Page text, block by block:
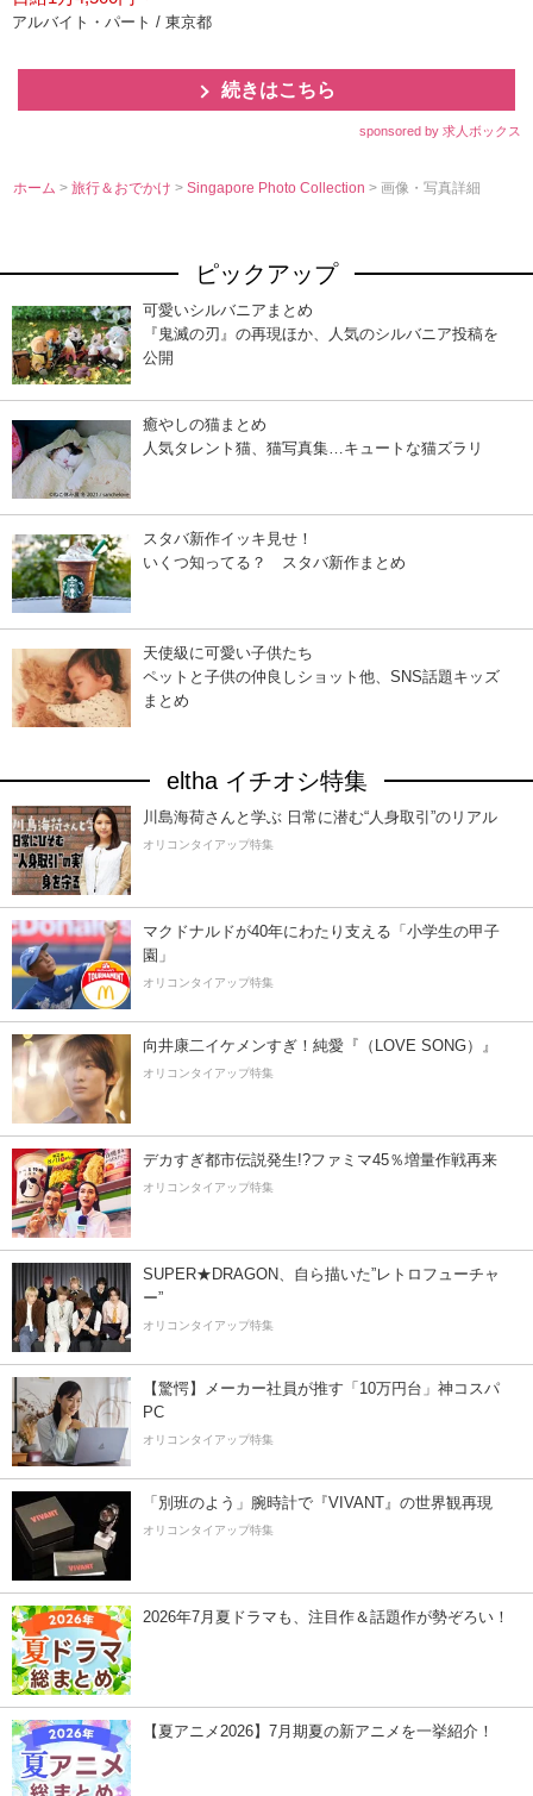
アルバイト・パート / 東京都
続きはこちら
sponsored by 求人ボックス
ホーム >旅行＆おでかけ>Singapore Photo Collection> 画像・写真詳細
ピックアップ
可愛いシルバニアまとめ
『鬼滅の刃』の再現ほか、人気のシルバニア投稿を
公開
癒やしの猫まとめ
人気タレント猫、猫写真集…キュートな猫ズラリ
スタバ新作イッキ見せ！
いくつ知ってる？ スタバ新作まとめ
天使級に可愛い子供たち
ペットと子供の仲良しショット他、SNS話題キッズ
まとめ
eltha イチオシ特集
川島海荷さんと学ぶ 日常に潜む“人身取引”のリアル
オリコンタイアップ特集
マクドナルドが40年にわたり支える「小学生の甲子
園」
オリコンタイアップ特集
向井康二イケメンすぎ！純愛『（LOVE SONG）』
オリコンタイアップ特集
デカすぎ都市伝説発生!?ファミマ45％増量作戦再来
オリコンタイアップ特集
SUPER★DRAGON、自ら描いた”レトロフューチャ
ー”
オリコンタイアップ特集
【驚愕】メーカー社員が推す「10万円台」神コスパ
PC
オリコンタイアップ特集
「別班のよう」腕時計で『VIVANT』の世界観再現
オリコンタイアップ特集
2026年7月夏ドラマも、注目作＆話題作が勢ぞろい！
【夏アニメ2026】7月期夏の新アニメを一挙紹介！